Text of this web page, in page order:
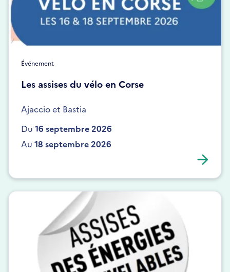
Événement
Les assises du vélo en Corse
Ajaccio et Bastia
Du 16 septembre 2026
Au 18 septembre 2026